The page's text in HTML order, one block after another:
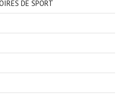
DE SPORT